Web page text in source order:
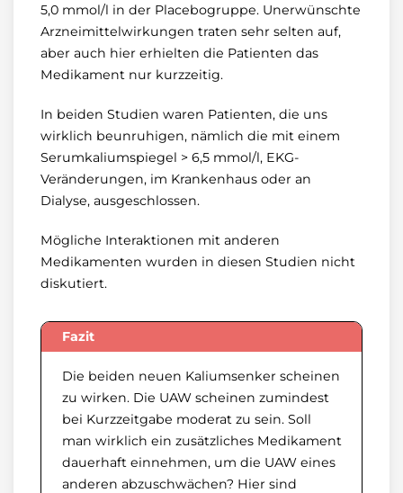
5,0 mmol/l in der Placebogruppe. Unerwünschte
Arzneimittelwirkungen traten sehr selten auf,
aber auch hier erhielten die Patienten das
Medikament nur kurzzeitig.
In beiden Studien waren Patienten, die uns
wirklich beunruhigen, nämlich die mit einem
Serumkaliumspiegel > 6,5 mmol/l, EKG-
Veränderungen, im Krankenhaus oder an
Dialyse, ausgeschlossen.
Mögliche Interaktionen mit anderen
Medikamenten wurden in diesen Studien nicht
diskutiert.
Fazit
Die beiden neuen Kaliumsenker scheinen
zu wirken. Die UAW scheinen zumindest
bei Kurzzeitgabe moderat zu sein. Soll
man wirklich ein zusätzliches Medikament
dauerhaft einnehmen, um die UAW eines
anderen abzuschwächen? Hier sind